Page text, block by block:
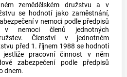
zemědělském družstvu a v
se hodnotí jako zaměstnání,
v nemoci podle předpisů
v nemoci členů jednotných
Členství v jednotném
před 1. říjnem 1988 se hodnotí
jestliže pracovní činnost v něm
zabezpečení podle předpisů
dnem.